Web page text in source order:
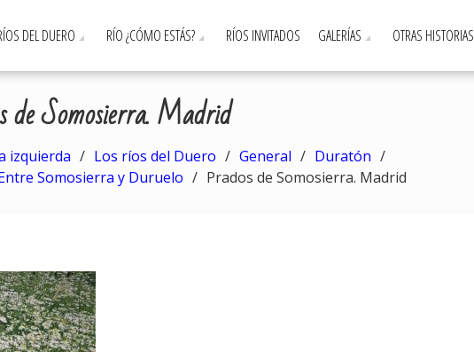
DEL DUERO RÍO ¿CÓMO ESTÁS? RÍOS INVITADOS GALERÍAS OTRAS HISTORIAS
de Somosierra. Madrid
izquierda Los ríos del Duero General
Duratón
Somosierra y Duruelo
Prados de Somosierra. Madrid